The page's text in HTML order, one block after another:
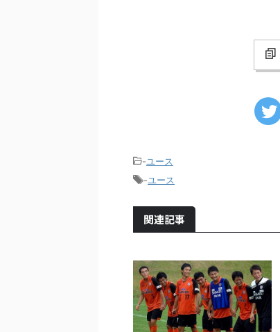
-ユース
-ユース
関連記事